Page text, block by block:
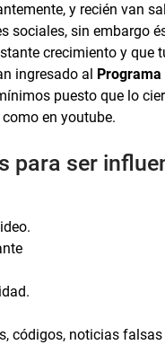
y recién van
sociales, sin embargo
crecimiento y que
ingresado al
puesto que lo
en youtube.
para ser
códigos, noticias falsas